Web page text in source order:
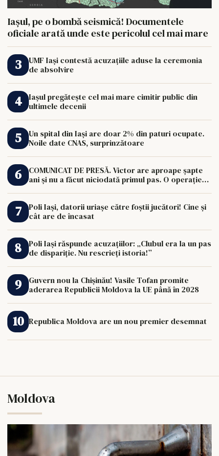
Iașul, pe o bombă seismică! Documentele
oficiale arată unde este pericolul cel mai mare
UMF Iași contestă acuzațiile aduse la ceremonia
de absolvire
Iașul pregătește cel mai mare cimitir public din
ultimele decenii
Un spital din Iași are doar 2% din paturi ocupate.
Noile date CNAS, surprinzătoare
COMUNICAT DE PRESĂ. Victor are aproape șapte
ani și nu a făcut niciodată primul pas. O operație
Poli Iași, datorii uriașe către foștii jucători! Cine și
cât are de încasat
Poli Iași răspunde acuzațiilor: „Clubul era la un pas
de dispariție. Nu rescrieți istoria!”
Guvern nou la Chișinău! Vasile Tofan promite
aderarea Republicii Moldova la UE până în 2028
Republica Moldova are un nou premier desemnat
Moldova